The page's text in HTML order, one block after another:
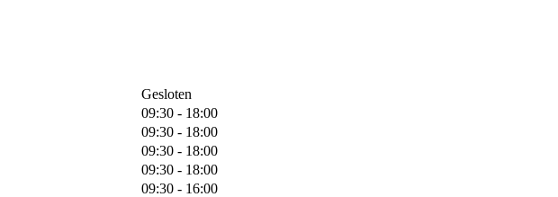
Gesloten
09:30 - 18:00
09:30 - 18:00
09:30 - 18:00
09:30 - 18:00
09:30 - 16:00